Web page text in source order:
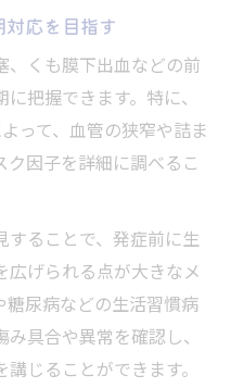
応を目指す
くも膜下出血などの前
把握できます。特に、
って、血管の狭窄や詰ま
因子を詳細に調べるこ
することで、発症前に生
げられる点が大きなメ
糖尿病などの生活習慣病
具合や異常を確認し、
じることができます。